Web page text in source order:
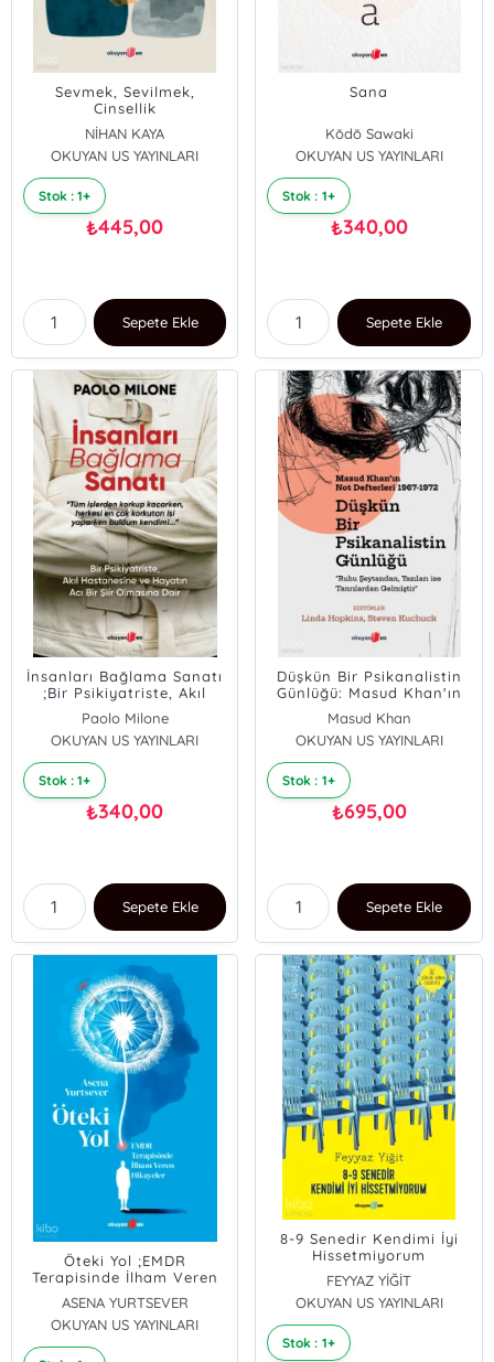
Sevmek, Sevilmek,
Cinsellik
NİHAN KAYA
OKUYAN US YAYINLARI
Stok : 1+
₺445,00
Sepete Ekle
Sana
Kōdō Sawaki
OKUYAN US YAYINLARI
Stok : 1+
₺340,00
Sepete Ekle
İnsanları Bağlama Sanatı
;Bir Psikiyatriste, Akıl
Hastanesine ve Hayatın
Acı Bir Şiir Olmasına Dair
Paolo Milone
OKUYAN US YAYINLARI
Stok : 1+
₺340,00
Sepete Ekle
Düşkün Bir Psikanalistin
Günlüğü: Masud Khan'ın
Not Defterleri 1967-1972
Masud Khan
OKUYAN US YAYINLARI
Stok : 1+
₺695,00
Sepete Ekle
Öteki Yol ;EMDR
Terapisinde İlham Veren
Hikayeler
ASENA YURTSEVER
OKUYAN US YAYINLARI
8-9 Senedir Kendimi İyi
Hissetmiyorum
FEYYAZ YİĞİT
OKUYAN US YAYINLARI
Stok : 1+